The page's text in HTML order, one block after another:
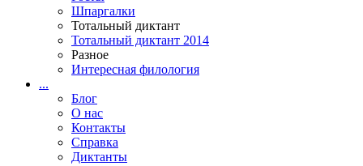
Шпаргалки
Тотальный диктант
Тотальный диктант 2014
Разное
Интересная филология
...
Блог
О нас
Контакты
Справка
Диктанты